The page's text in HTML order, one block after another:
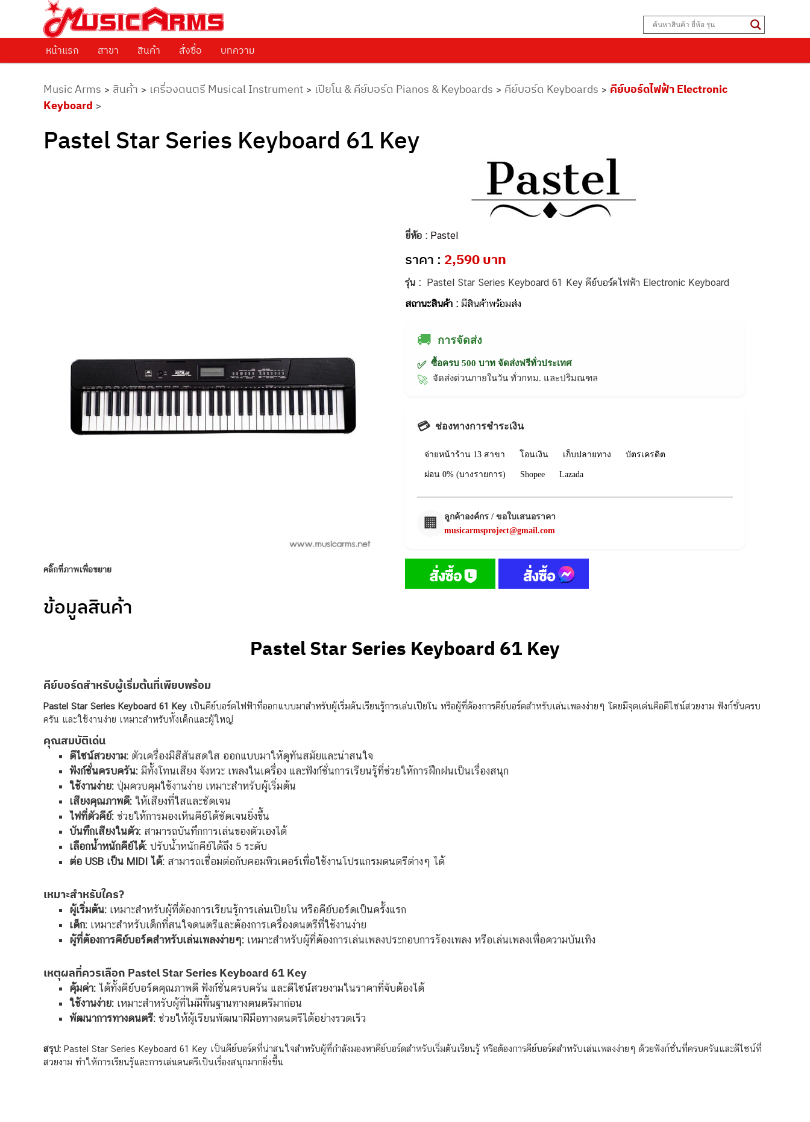
Music Arms
ศูนย์รวมครื่องดนตรีทุกชนิด ตั้งแต่เริ่มต้นถึงมืออาชีพ
Skip to primary content
หน้าแรก สาขา สินค้า สั่งซื้อ บทความ
Music Arms > สินค้า > เครื่องดนตรี Musical Instrument > เปียโน & คีย์บอร์ด Pianos & Keyboards > คีย์บอร์ด Keyboards > คีย์บอร์ดไฟฟ้า Electronic
Keyboard >
Pastel Star Series Keyboard 61 Key
คลิ๊กที่ภาพเพื่อขยาย
ยี่ห้อ : Pastel
ราคา : 2,590 บาท
รุ่น : Pastel Star Series Keyboard 61 Key คีย์บอร์ดไฟฟ้า Electronic Keyboard
สถานะสินค้า : มีสินค้าพร้อมส่ง
🚚 การจัดส่ง
✅ ซื้อครบ 500 บาท จัดส่งฟรีทั่วประเทศ
🚀 จัดส่งด่วนภายในวัน ทั่วกทม. และปริมณฑล
💳 ช่องทางการชำระเงิน
จ่ายหน้าร้าน 13 สาขา โอนเงิน เก็บปลายทาง บัตรเครดิต
ผ่อน 0% (บางรายการ) Shopee Lazada
🏢
ลูกค้าองค์กร / ขอใบเสนอราคา
musicarmsproject@gmail.com
ข้อมูลสินค้า
Pastel Star Series Keyboard 61 Key
คีย์บอร์ดสำหรับผู้เริ่มต้นที่เพียบพร้อม
Pastel Star Series Keyboard 61 Key เป็นคีย์บอร์ดไฟฟ้าที่ออกแบบมาสำหรับผู้เริ่มต้นเรียนรู้การเล่นเปียโน หรือผู้ที่ต้องการคีย์บอร์ดสำหรับเล่นเพลงง่ายๆ โดยมีจุดเด่นคือดีไซน์สวยงาม ฟังก์ชั่นครบ
ครัน และใช้งานง่าย เหมาะสำหรับทั้งเด็กและผู้ใหญ่
คุณสมบัติเด่น
ดีไซน์สวยงาม:ตัวเครื่องมีสีสันสดใส ออกแบบมาให้ดูทันสมัยและน่าสนใจ
ฟังก์ชั่นครบครัน:มีทั้งโทนเสียง จังหวะ เพลงในเครื่อง และฟังก์ชั่นการเรียนรู้ที่ช่วยให้การฝึกฝนเป็นเรื่องสนุก
ใช้งานง่าย:ปุ่มควบคุมใช้งานง่าย เหมาะสำหรับผู้เริ่มต้น
เสียงคุณภาพดี:ให้เสียงที่ใสและชัดเจน
ไฟที่ตัวคีย์:ช่วยให้การมองเห็นคีย์ได้ชัดเจนยิ่งขึ้น
บันทึกเสียงในตัว:สามารถบันทึกการเล่นของตัวเองได้
เลือกน้ำหนักคีย์ได้:ปรับน้ำหนักคีย์ได้ถึง 5 ระดับ
ต่อ USB เป็น MIDI ได้:สามารถเชื่อมต่อกับคอมพิวเตอร์เพื่อใช้งานโปรแกรมดนตรีต่างๆ ได้
เหมาะสำหรับใคร?
ผู้เริ่มต้น:เหมาะสำหรับผู้ที่ต้องการเรียนรู้การเล่นเปียโน หรือคีย์บอร์ดเป็นครั้งแรก
เด็ก:เหมาะสำหรับเด็กที่สนใจดนตรีและต้องการเครื่องดนตรีที่ใช้งานง่าย
ผู้ที่ต้องการคีย์บอร์ดสำหรับเล่นเพลงง่ายๆ:เหมาะสำหรับผู้ที่ต้องการเล่นเพลงประกอบการร้องเพลง หรือเล่นเพลงเพื่อความบันเทิง
เหตุผลที่ควรเลือก Pastel Star Series Keyboard 61 Key
คุ้มค่า:ได้ทั้งคีย์บอร์ดคุณภาพดี ฟังก์ชั่นครบครัน และดีไซน์สวยงามในราคาที่จับต้องได้
ใช้งานง่าย:เหมาะสำหรับผู้ที่ไม่มีพื้นฐานทางดนตรีมาก่อน
พัฒนาการทางดนตรี:ช่วยให้ผู้เรียนพัฒนาฝีมือทางดนตรีได้อย่างรวดเร็ว
สรุป: Pastel Star Series Keyboard 61 Key เป็นคีย์บอร์ดที่น่าสนใจสำหรับผู้ที่กำลังมองหาคีย์บอร์ดสำหรับเริ่มต้นเรียนรู้ หรือต้องการคีย์บอร์ดสำหรับเล่นเพลงง่ายๆ ด้วยฟังก์ชั่นที่ครบครันและดีไซน์ที่
สวยงาม ทำให้การเรียนรู้และการเล่นดนตรีเป็นเรื่องสนุกมากยิ่งขึ้น